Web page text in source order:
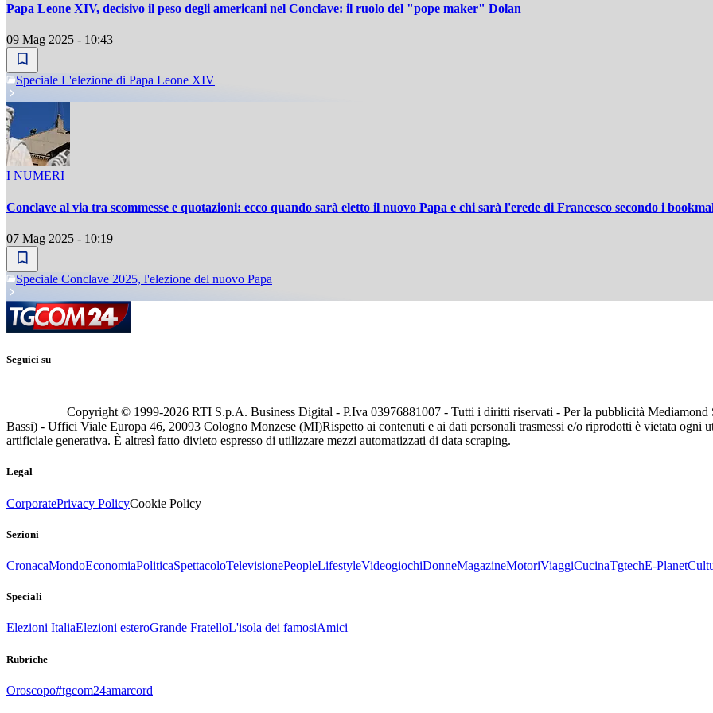
Papa Leone XIV, decisivo il peso degli americani nel Conclave: il ruolo del "pope maker" Dolan
09 Mag 2025 - 10:43
Speciale L'elezione di Papa Leone XIV
I NUMERI
Conclave al via tra scommesse e quotazioni: ecco quando sarà eletto il nuovo Papa e chi sarà l'erede di Francesco secondo i
07 Mag 2025 - 10:19
Speciale Conclave 2025, l'elezione del nuovo Papa
Seguici su
Copyright © 1999-2026 RTI S.p.A. Business Digital - P.Iva 03976881007 - Tutti i diritti riservati - Per la pubblicità
Bassi) - Uffici Viale Europa 46, 20093 Cologno Monzese (MI)Rispetto ai contenuti e ai dati personali trasmessi e/o riprodotti è vietata ogni
artificiale generativa. È altresì fatto divieto espresso di utilizzare mezzi automatizzati di data scraping.
Legal
CorporatePrivacy PolicyCookie Policy
Sezioni
CronacaMondoEconomiaPoliticaSpettacoloTelevisionePeopleLifestyleVideogiochiDonneMagazineMotoriViaggiCucinaTgtechE-Planet
Speciali
Elezioni ItaliaElezioni esteroGrande FratelloL'isola dei famosiAmici
Rubriche
Oroscopo#tgcom24amarcord